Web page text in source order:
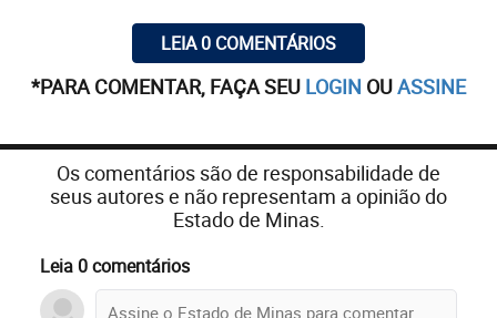
LEIA 0 COMENTÁRIOS
*PARA COMENTAR, FAÇA SEU LOGIN OUASSINE
Os comentários são de responsabilidade de
seus autores e não representam a opinião do
Estado de Minas.
Leia 0 comentários